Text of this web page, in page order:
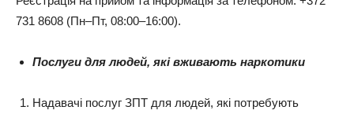
731 8608 (Пн–Пт, 08:00–16:00).
Послуги для людей, які вживають наркотики
Надавачі послуг ЗПТ для людей, які потребують